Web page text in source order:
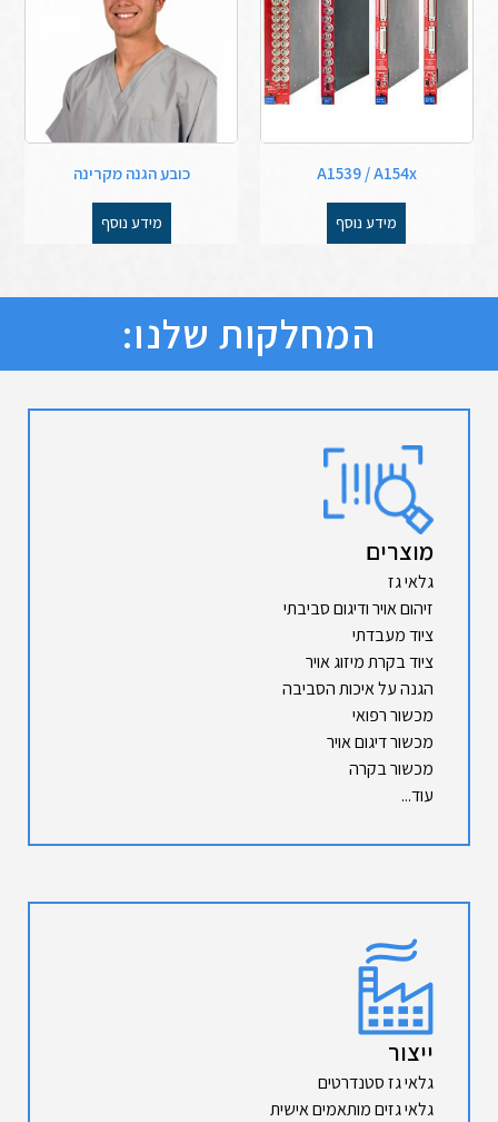
A1539 / A154x
מידע נוסף
כובע הגנה מקרינה
מידע נוסף
המחלקות שלנו:
מוצרים
גלאי גז
זיהום אויר ודיגום סביבתי
ציוד מעבדתי
ציוד בקרת מיזוג אויר
הגנה על איכות הסביבה
מכשור רפואי
מכשור דיגום אויר
מכשור בקרה
עוד...
ייצור
גלאי גז סטנדרטים
גלאי גזים מותאמים אישית